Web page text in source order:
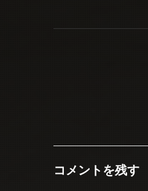
コメントを残す